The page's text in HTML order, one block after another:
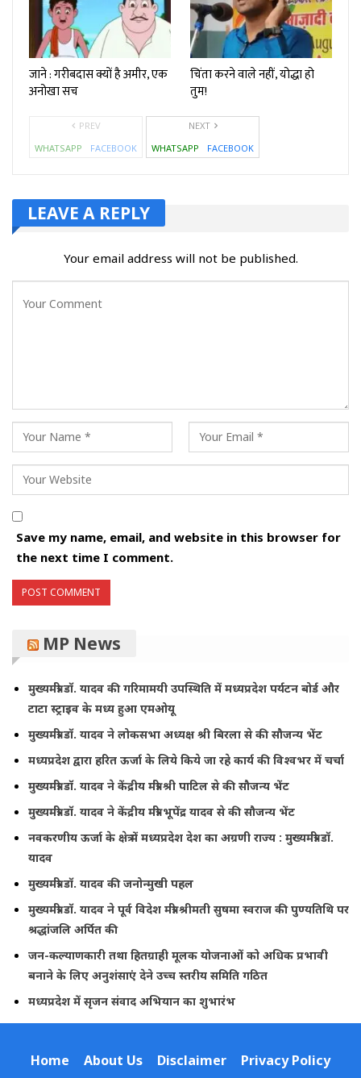
जाने : गरीबदास क्यों है अमीर, एक
अनोखा सच
चिंता करने वाले नहीं, योद्धा हो
तुम!
PREV
WHATSAPP
FACEBOOK
NEXT
WHATSAPP
FACEBOOK
LEAVE A REPLY
Your email address will not be published.
Save my name, email, and website in this browser for
the next time I comment.
MP News
मुख्यमंत्री डॉ. यादव की गरिमामयी उपस्थिति में मध्यप्रदेश पर्यटन बोर्ड और
टाटा स्ट्राइव के मध्य हुआ एमओयू
मुख्यमंत्री डॉ. यादव ने लोकसभा अध्यक्ष श्री बिरला से की सौजन्य भेंट
मध्यप्रदेश द्वारा हरित ऊर्जा के लिये किये जा रहे कार्य की विश्वभर में चर्चा
मुख्यमंत्री डॉ. यादव ने केंद्रीय मंत्री श्री पाटिल से की सौजन्य भेंट
मुख्यमंत्री डॉ. यादव ने केंद्रीय मंत्री भूपेंद्र यादव से की सौजन्य भेंट
नवकरणीय ऊर्जा के क्षेत्र में मध्यप्रदेश देश का अग्रणी राज्य : मुख्यमंत्री डॉ.
यादव
मुख्यमंत्री डॉ. यादव की जनोन्मुखी पहल
मुख्यमंत्री डॉ. यादव ने पूर्व विदेश मंत्री श्रीमती सुषमा स्वराज की पुण्यतिथि पर
श्रद्धांजलि अर्पित की
जन-कल्याणकारी तथा हितग्राही मूलक योजनाओं को अधिक प्रभावी
बनाने के लिए अनुशंसाएं देने उच्च स्तरीय समिति गठित
मध्यप्रदेश में सृजन संवाद अभियान का शुभारंभ
Home About Us Disclaimer
Privacy Policy